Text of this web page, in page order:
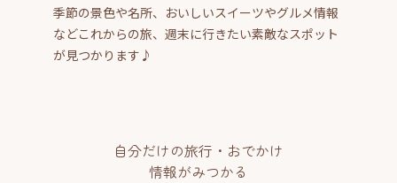
季節の景色や名所、おいしいスイーツやグルメ情報
などこれからの旅、週末に行きたい素敵なスポット
が見つかります♪
自分だけの旅行・おでかけ
情報がみつかる